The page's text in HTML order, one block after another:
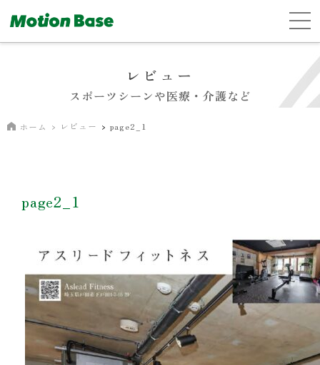
レビュー
スポーツシーンや医療・介護など
ホーム レビュー page2_1
page2_1